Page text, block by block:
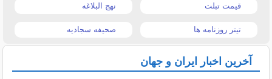
قیمت تبلت نهج البلاغه
تیتر روزنامه ها صحیفه سجادیه
آخرین اخبار ایران و جهان